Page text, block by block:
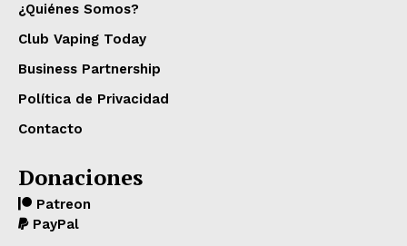
¿Quiénes Somos?
Club Vaping Today
Business Partnership
Política de Privacidad
Contacto
Donaciones
Patreon
PayPal